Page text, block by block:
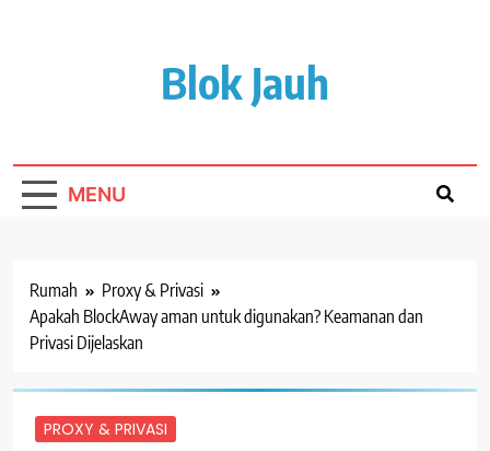
Blok Jauh
MENU
Rumah
Proxy & Privasi
Apakah BlockAway aman untuk digunakan? Keamanan dan
Privasi Dijelaskan
PROXY & PRIVASI